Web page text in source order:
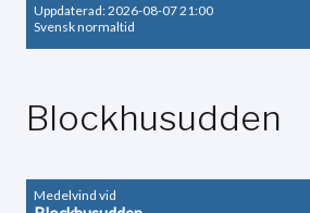
Blockhusudden